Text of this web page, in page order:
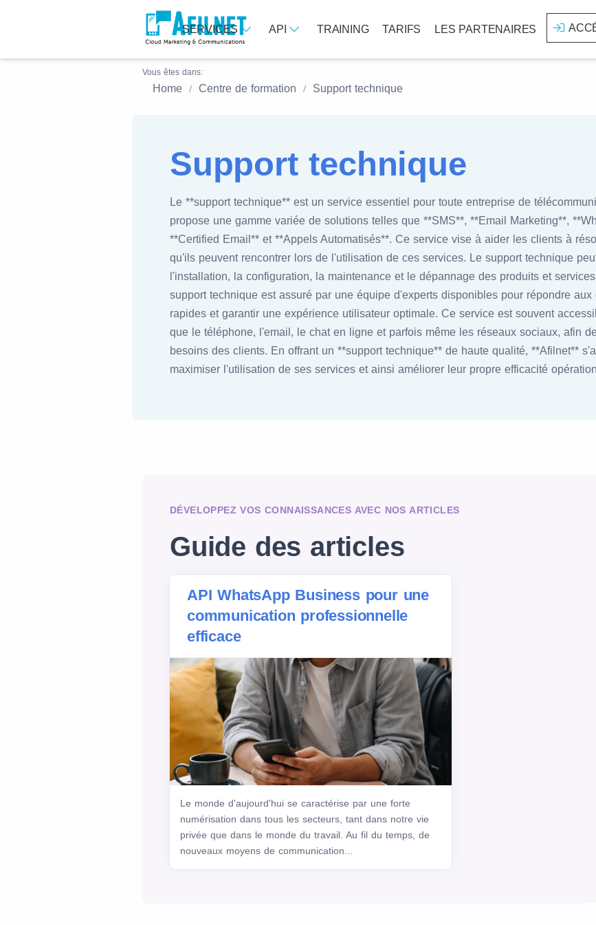
SERVICES API TRAINING TARIFS LES PARTENAIRES
Vous êtes dans:
Home Centre de formation Support technique
Support technique
Le **support technique** est un service essentiel pour toute entreprise de
propose une gamme variée de solutions telles que **SMS**, **Email Marketing**,
**Certified Email** et **Appels Automatisés**. Ce service vise à aider les clients à
qu'ils peuvent rencontrer lors de l'utilisation de ces services. Le support technique
l'installation, la configuration, la maintenance et le dépannage des produits et
support technique est assuré par une équipe d'experts disponibles pour répondre
rapides et garantir une expérience utilisateur optimale. Ce service est souvent
que le téléphone, l'email, le chat en ligne et parfois même les réseaux sociaux, afin
besoins des clients. En offrant un **support technique** de haute qualité, **Afilnet**
maximiser l'utilisation de ses services et ainsi améliorer leur propre efficacité
DÉVELOPPEZ VOS CONNAISSANCES AVEC NOS ARTICLES
Guide des articles
API WhatsApp Business pour une
communication professionnelle
efficace
Le monde d'aujourd'hui se caractérise par une forte
numérisation dans tous les secteurs, tant dans notre vie
privée que dans le monde du travail. Au fil du temps, de
nouveaux moyens de communication...